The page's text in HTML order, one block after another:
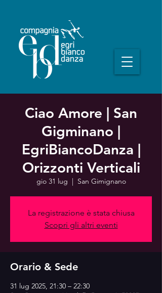
Ciao Amore | San
Gigminano |
EgriBiancoDanza |
Orizzonti Verticali
gio 31 lug
  |
San Gimignano
La registrazione è stata chiusa
Scopri gli altri eventi
Orario & Sede
31 lug 2025, 21:30 – 22:30